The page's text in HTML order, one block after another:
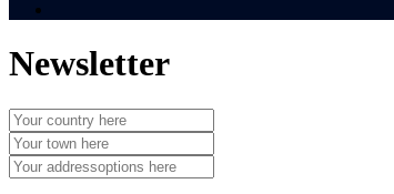
Newsletter